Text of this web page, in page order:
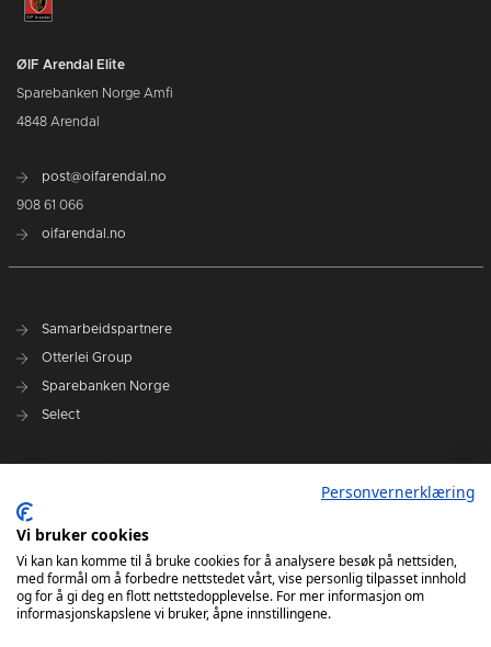
ØIF Arendal Elite
Sparebanken Norge Amfi
4848 Arendal
post@oifarendal.no
908 61 066
oifarendal.no
Samarbeidspartnere
Otterlei Group
Sparebanken Norge
Select
Spillerstall
Administrasjon
Styret
Personvernerklæring
Vi bruker cookies
Vi kan kan komme til å bruke cookies for å analysere besøk på nettsiden,
med formål om å forbedre nettstedet vårt, vise personlig tilpasset innhold
og for å gi deg en flott nettstedopplevelse. For mer informasjon om
informasjonskapslene vi bruker, åpne innstillingene.